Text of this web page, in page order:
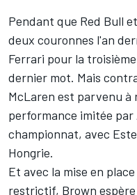
Pendant que Red Bull
deux couronnes l'an
Ferrari pour la
dernier mot. Mais
McLaren est parvenu
performance imitée par
championnat, avec
Hongrie.
Et avec la mise en
restrictif, Brown